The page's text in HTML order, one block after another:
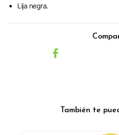
Lija negra.
También te